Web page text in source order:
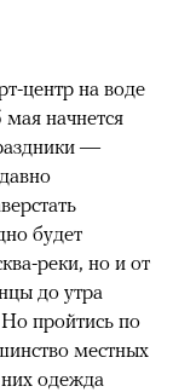
центр на воде
мая начнется
—
будет
реки, но и от
до утра
Но пройтись по
местных
одежда